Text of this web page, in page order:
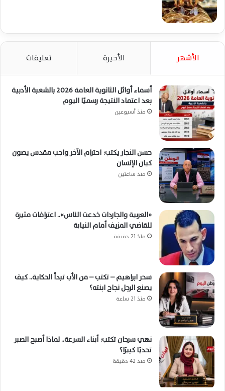
الأشهر الأخيرة تعليقات
أسماء أوائل الثانوية العامة 2026 بالشعبة الأدبية
بعد اعتماد النتيجة رسميًا اليوم
منذ أسبوعين
حسن النجار يكتب: احترام الآخر واجب مقدس يصون
كيان الإنسان
منذ ساعتين
«العربية والجاردات خدعت الناس».. اعترافات مثيرة
للقاضي المزيف أمام النيابة
منذ 21 دقيقة
سحر ابراهيم – تكتب – من الأب تبدأ الحكاية.. كيف
يصنع الرجل نجاح ابنته؟
منذ 21 ساعة
نهي سرحان تكتب: أبناء السرعة.. لماذا أصبح الصبر
تحديًا كبيرًا؟
منذ 42 دقيقة